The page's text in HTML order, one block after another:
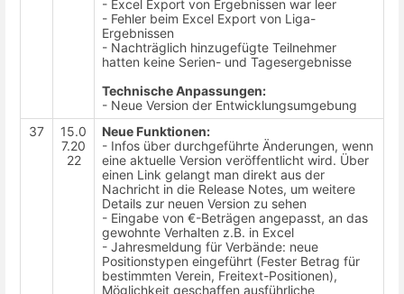
- Excel Export von Ergebnissen war leer
- Fehler beim Excel Export von Liga-
Ergebnissen
- Nachträglich hinzugefügte Teilnehmer
hatten keine Serien- und Tagesergebnisse
Technische Anpassungen:
- Neue Version der Entwicklungsumgebung
37
15.0
7.20
22
Neue Funktionen:
- Infos über durchgeführte Änderungen, wenn
eine aktuelle Version veröffentlicht wird. Über
einen Link gelangt man direkt aus der
Nachricht in die Release Notes, um weitere
Details zur neuen Version zu sehen
- Eingabe von €-Beträgen angepasst, an das
gewohnte Verhalten z.B. in Excel
- Jahresmeldung für Verbände: neue
Positionstypen eingeführt (Fester Betrag für
bestimmten Verein, Freitext-Positionen),
Möglichkeit geschaffen ausführliche